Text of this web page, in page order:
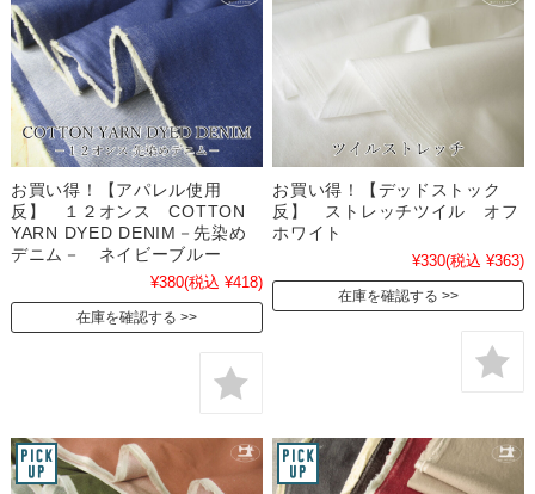
お買い得！【アパレル使用
反】 １２オンス COTTON
YARN DYED DENIM－先染め
デニム－ ネイビーブルー
¥380(税込 ¥418)
在庫を確認する
お買い得！【デッドストック
反】 ストレッチツイル オフ
ホワイト
¥330(税込 ¥363)
在庫を確認する